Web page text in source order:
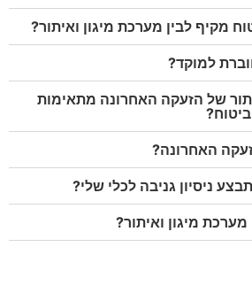
מקיף לבין מערכת מיגון ואיתור?
למוקד?
של הזעקה האחרונה מתאימות
האחרונה?
ניסיון גניבה לכלי שלי?
מיגון ואיתור?